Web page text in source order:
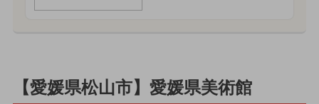
【愛媛県松山市】愛媛県美術館